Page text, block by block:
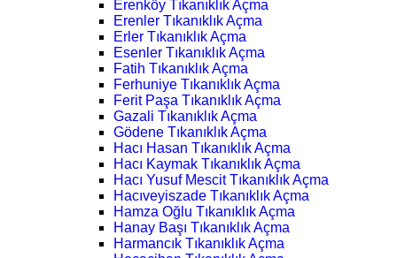
Erenköy Tıkanıklık Açma
Erenler Tıkanıklık Açma
Erler Tıkanıklık Açma
Esenler Tıkanıklık Açma
Fatih Tıkanıklık Açma
Ferhuniye Tıkanıklık Açma
Ferit Paşa Tıkanıklık Açma
Gazali Tıkanıklık Açma
Gödene Tıkanıklık Açma
Hacı Hasan Tıkanıklık Açma
Hacı Kaymak Tıkanıklık Açma
Hacı Yusuf Mescit Tıkanıklık Açma
Hacıveyiszade Tıkanıklık Açma
Hamza Oğlu Tıkanıklık Açma
Hanay Başı Tıkanıklık Açma
Harmancık Tıkanıklık Açma